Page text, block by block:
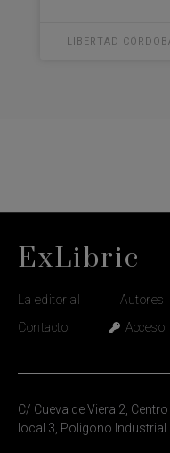
LIBERTAD
ExLibric
La editorial Autores
Contacto
Acceso
C/ Cueva de Viera 2,
local 3, Poligono Industrial